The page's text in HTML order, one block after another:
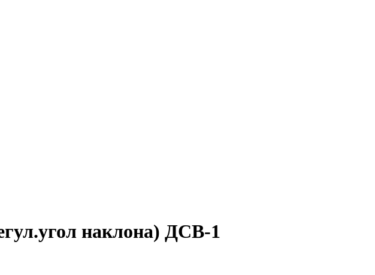
наклона) ДСВ-1